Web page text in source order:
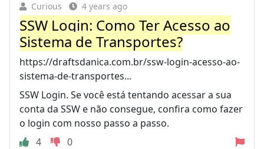
Curious 4 years ago
SSW Login: Como Ter Acesso ao
Sistema de Transportes?
https://draftsdanica.com.br/ssw-login-acesso-ao-
sistema-de-transportes...
SSW Login. Se você está tentando acessar a sua
conta da SSW e não consegue, confira como fazer
o login com nosso passo a passo.
4
0